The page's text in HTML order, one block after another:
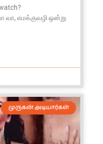
வா, எமக்குவழி ஒன்று
முருகன் அடியார்கள்